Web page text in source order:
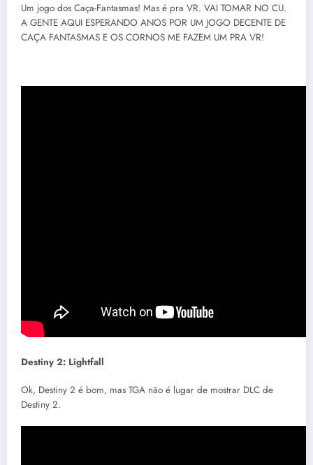
Um jogo dos Caça-Fantasmas! Mas é pra VR. VAI TOMAR NO CU.
A GENTE AQUI ESPERANDO ANOS POR UM JOGO DECENTE DE
CAÇA FANTASMAS E OS CORNOS ME FAZEM UM PRA VR!
Destiny 2: Lightfall
Ok, Destiny 2 é bom, mas TGA não é lugar de mostrar DLC de
Destiny 2.